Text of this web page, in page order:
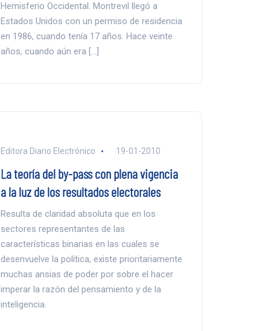
Hemisferio Occidental. Montrevil llegó a
Estados Unidos con un permiso de residencia
en 1986, cuando tenía 17 años. Hace veinte
años, cuando aún era […]
Editora Diario Electrónico 19-01-2010
La teoría del by-pass con plena vigencia
a la luz de los resultados electorales
Resulta de claridad absoluta que en los
sectores representantes de las
características binarias en las cuales se
desenvuelve la política, existe prioritariamente
muchas ansias de poder por sobre el hacer
imperar la razón del pensamiento y de la
inteligencia.